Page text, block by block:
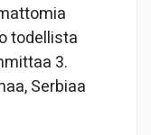
todellista
3.
Serbiaa